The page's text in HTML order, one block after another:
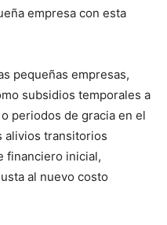
empresa con esta
pequeñas empresas,
subsidios temporales a
periodos de gracia en el
alivios transitorios
financiero inicial,
al nuevo costo